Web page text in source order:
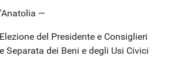
—
del Presidente e Consiglieri
Separata dei Beni e degli Usi Civici